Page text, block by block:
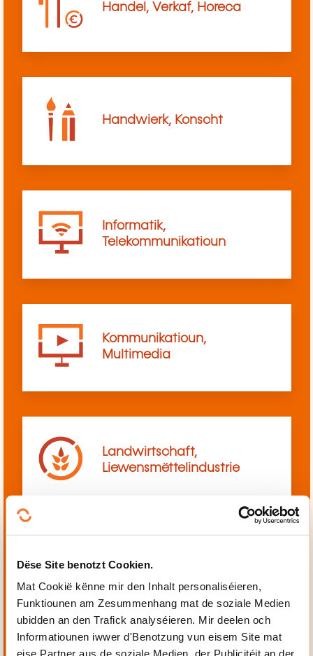
Dëse Site benotzt Cookien.
Mat Cookië kënne mir den Inhalt personaliséieren,
Funktiounen am Zesummenhang mat de soziale Medien
ubidden an den Trafick analyséieren. Mir deelen och
Informatiounen iwwer d'Benotzung vun eisem Site mat
eise Partner aus de soziale Medien, der Publicitéit an der
Handel, Verkaf, Horeca
Handwierk, Konscht
Informatik,
Telekommunikatioun
Kommunikatioun,
Multimedia
Landwirtschaft,
Liewensmëttelindustrie
Mechanik, Elektrotechnik,
Automatiséierung